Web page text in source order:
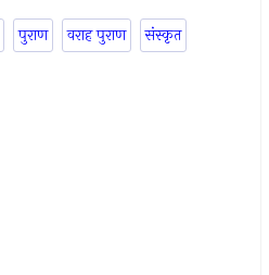
पुराण वराह पुराण संस्कृत